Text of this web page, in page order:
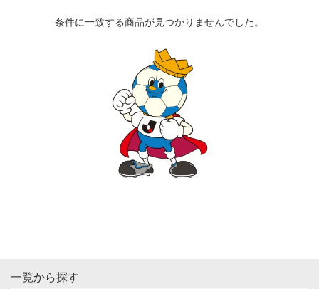
条件に一致する商品が見つかりませんでした。
一覧から探す